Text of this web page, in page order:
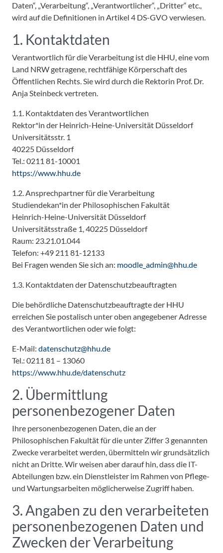
Daten“, „Verarbeitung“, „Verantwortlicher“, „Dritter“ etc.,
wird auf die Definitionen in Artikel 4 DS-GVO verwiesen.
1. Kontaktdaten
Verantwortlich für die Verarbeitung ist die HHU, eine vom
Land NRW getragene, rechtfähige Körperschaft des
Öffentlichen Rechts. Sie wird durch die Rektorin Prof. Dr.
Anja Steinbeck vertreten.
1.1. Kontaktdaten des Verantwortlichen
Rektor*in der Heinrich-Heine-Universität Düsseldorf
Universitätsstr. 1
40225 Düsseldorf
Tel.: 0211 81-10001
https://www.hhu.de
1.2. Ansprechpartner für die Verarbeitung
Studiendekan*in der Philosophischen Fakultät
Heinrich-Heine-Universität Düsseldorf
Universitätsstraße 1, 40225 Düsseldorf
Raum: 23.21.01.044
Telefon: +49 211 81-12133
Bei Fragen wenden Sie sich an: moodle_admin@hhu.de
1.3. Kontaktdaten der Datenschutzbeauftragten
Die behördliche Datenschutzbeauftragte der HHU
erreichen Sie postalisch unter oben angegebener Adresse
des Verantwortlichen oder wie folgt:
E-Mail: datenschutz@hhu.de
Tel.: 0211 81 – 13060
https://www.hhu.de/datenschutz
2. Übermittlung
personenbezogener Daten
Ihre personenbezogenen Daten, die an der
Philosophischen Fakultät für die unter Ziffer 3 genannten
Zwecke verarbeitet werden, übermitteln wir grundsätzlich
nicht an Dritte. Wir weisen aber darauf hin, dass die IT-
Abteilungen bzw. ein Dienstleister im Rahmen von Pflege-
und Wartungsarbeiten möglicherweise Zugriff haben.
3. Angaben zu den verarbeiteten
personenbezogenen Daten und
Zwecken der Verarbeitung